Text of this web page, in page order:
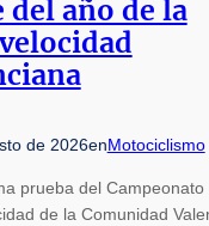
del año de la
de 2026enMotociclismo
prueba del Campeonato
de la Comunidad